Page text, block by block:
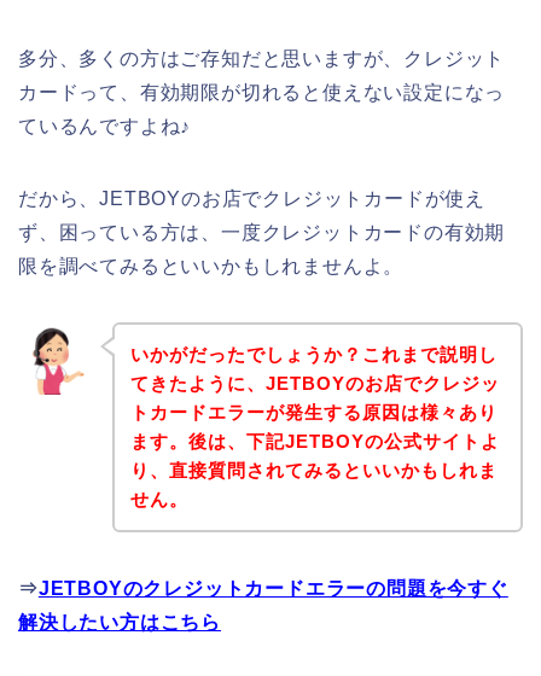
多分、多くの方はご存知だと思いますが、クレジット
カードって、有効期限が切れると使えない設定になっ
ているんですよね♪
だから、JETBOYのお店でクレジットカードが使え
ず、困っている方は、一度クレジットカードの有効期
限を調べてみるといいかもしれませんよ。
いかがだったでしょうか？これまで説明し
てきたように、JETBOYのお店でクレジッ
トカードエラーが発生する原因は様々あり
ます。後は、下記JETBOYの公式サイトよ
り、直接質問されてみるといいかもしれま
せん。
⇒JETBOYのクレジットカードエラーの問題を今すぐ
解決したい方はこちら